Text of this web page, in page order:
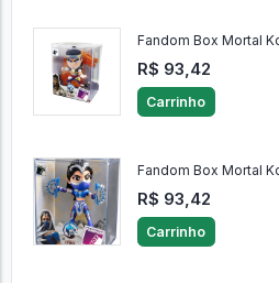
Fandom Box Mortal
R$ 93,42
Carrinho
Fandom Box Mortal
R$ 93,42
Carrinho